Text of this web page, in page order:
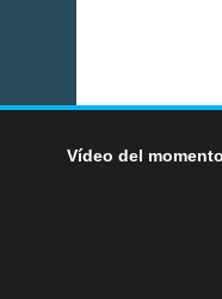
Vídeo del